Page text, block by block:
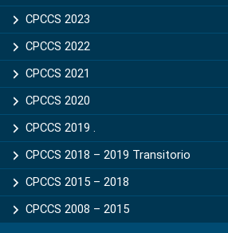
CPCCS 2023
CPCCS 2022
CPCCS 2021
CPCCS 2020
CPCCS 2019 .
CPCCS 2018 – 2019 Transitorio
CPCCS 2015 – 2018
CPCCS 2008 – 2015